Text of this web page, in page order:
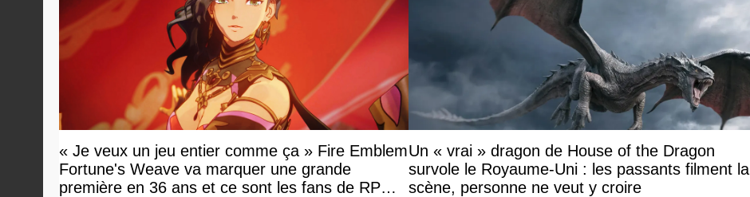
« Je veux un jeu entier comme ça » Fire Emblem
Fortune's Weave va marquer une grande
première en 36 ans et ce sont les fans de RPG
Un « vrai » dragon de House of the Dragon
survole le Royaume-Uni : les passants filment la
scène, personne ne veut y croire